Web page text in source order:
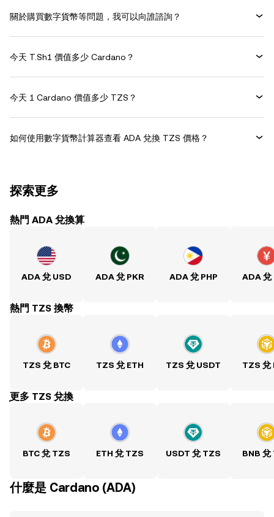
關於購買數字貨幣等問題，我可以向誰諮詢？
今天 T.Sh1 價值多少 Cardano？
今天 1 Cardano 價值多少 TZS？
如何使用數字貨幣計算器查看 ADA 兌換 TZS 價格？
探索更多
熱門 ADA 兌換算
ADA 兌 USD ADA 兌 PKR ADA 兌 PHP ADA 兌
熱門 TZS 換幣
TZS 兌 BTC TZS 兌 ETH TZS 兌 USDT TZS 兌
ִִִִִִִִִִִִִִִִִִִִִִִִִִִִִִִִִִִִִִִִִִִִִִִִ更多 TZS 兌換
BTC 兌 TZS ETH 兌 TZS USDT 兌 TZS BNB 兌
什麼是 Cardano (ADA)